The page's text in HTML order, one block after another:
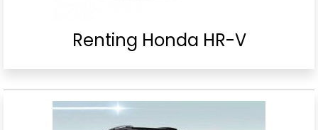
Renting Honda HR-V